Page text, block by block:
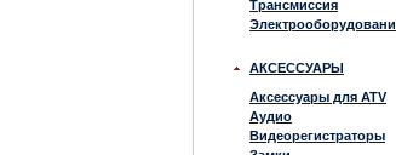
Трансмиссия
АКСЕССУАРЫ
Аксессуары для ATV
Аудио
Видеорегистраторы